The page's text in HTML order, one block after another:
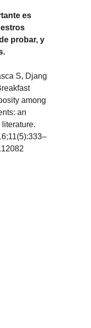
es
probar, y
S, Djang
among
an